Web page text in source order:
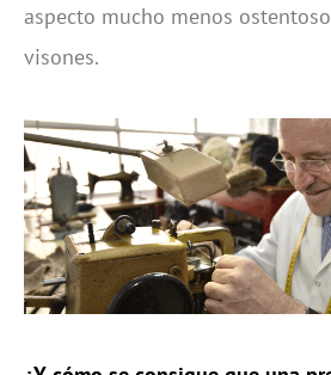
aspecto mucho menos
visones.